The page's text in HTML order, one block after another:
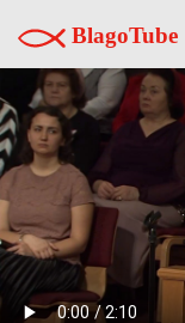
BlagoTube